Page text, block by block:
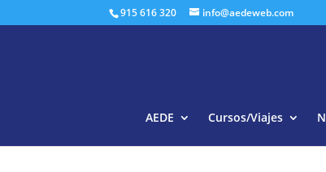
915 616 320 info@aedeweb.com
AEDE Cursos/Viajes